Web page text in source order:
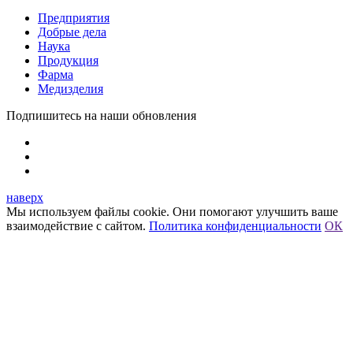
Предприятия
Добрые дела
Наука
Продукция
Фарма
Медизделия
Подпишитесь на наши обновления
наверх
Мы используем файлы cookie. Они помогают улучшить ваше
взаимодействие с сайтом. Политика конфиденциальности ОК